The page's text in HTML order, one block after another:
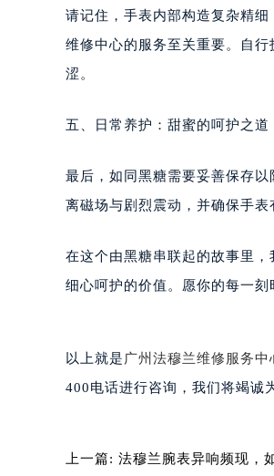
黑龙江省黑河市
黑龙江省齐齐哈
黑龙江省绥化
黑龙江省伊春
吉林省白山市
吉林省吉林市船
吉林省四平市
吉林省松原市宁
辽宁省鞍山市铁
请记住，手表内部构造复杂精
维修中心的服务至关重要。自
涩。
五、日常养护：甜蜜的呵护之道
最后，如同黑糖需要妥善保存
离磁场与剧烈震动，并确保手表
在这个由黑糖串联起的故事里
细心呵护的价值。愿你的每一刻
以上就是 广州法穆兰维修服务中
400电话进行咨询，我们将竭诚
上一篇: 法穆兰腕表异响频现，